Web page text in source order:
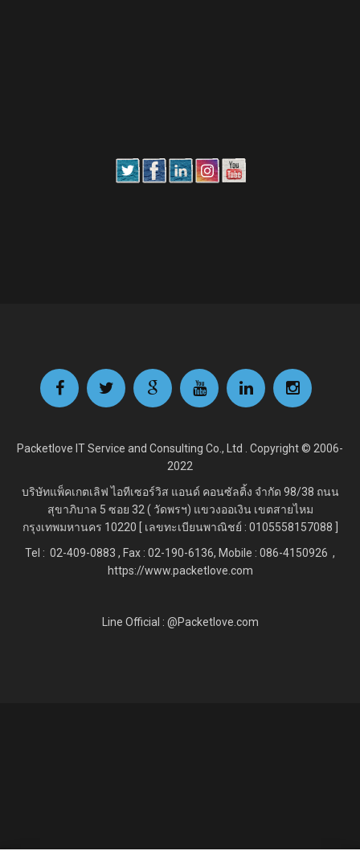
Packetlove IT Service and Consulting Co., Ltd . Copyright © 2006-
2022
บริษัทแพ็คเกตเลิฟ ไอทีเซอร์วิส แอนด์ คอนซัลติ้ง จำกัด 98/38 ถนน
สุขาภิบาล 5 ซอย 32 ( วัดพรฯ) แขวงออเงิน เขตสายไหม
กรุงเทพมหานคร 10220 [ เลขทะเบียนพาณิชย์ : 0105558157088 ]
Tel : 02-409-0883 , Fax : 02-190-6136, Mobile : 086-4150926 ,
https://www.packetlove.com
Line Official : @Packetlove.com